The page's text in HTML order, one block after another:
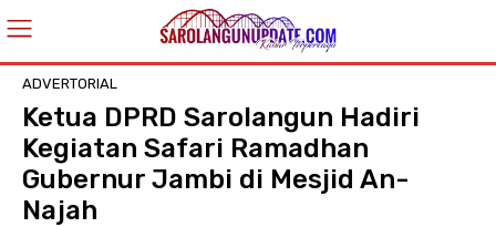
ADVERTORIAL
Ketua DPRD Sarolangun Hadiri
Kegiatan Safari Ramadhan
Gubernur Jambi di Mesjid An-
Najah